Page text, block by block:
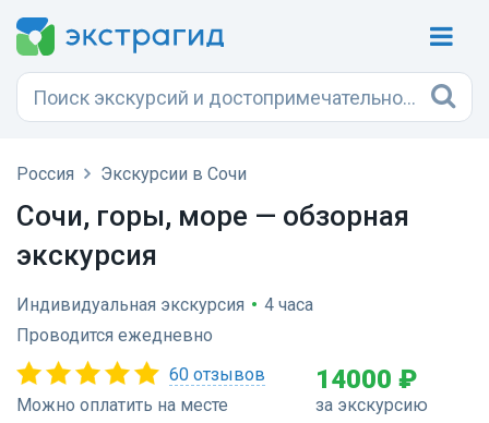
Россия Экскурсии в Сочи
Сочи, горы, море — обзорная
экскурсия
Индивидуальная экскурсия • 4 часа
Проводится ежедневно
60 отзывов
Можно оплатить на месте
14000 ₽
за экскурсию